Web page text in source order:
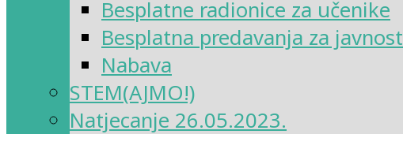
Besplatne radionice za učenike
Besplatna predavanja za javnost
Nabava
STEM(AJMO!)
Natjecanje 26.05.2023.